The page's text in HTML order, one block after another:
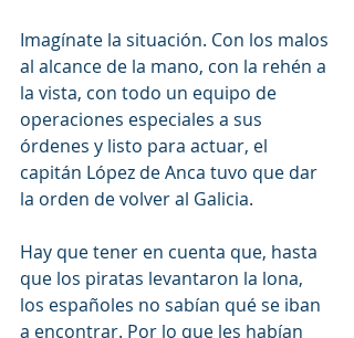
Imagínate la situación. Con los malos
al alcance de la mano, con la rehén a
la vista, con todo un equipo de
operaciones especiales a sus
órdenes y listo para actuar, el
capitán López de Anca tuvo que dar
la orden de volver al Galicia.
Hay que tener en cuenta que, hasta
que los piratas levantaron la lona,
los españoles no sabían qué se iban
a encontrar. Por lo que les habían